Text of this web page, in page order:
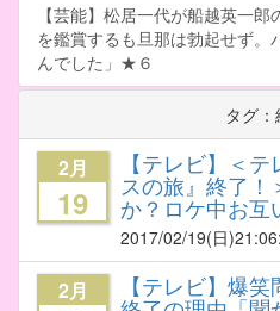
【芸能】松居一代が船越英一
を鑑賞するも旦那は勃起せず
んでした」★６
タグ：
2月
19
【テレビ】＜
スの旅』終了！
か？ロケ中お
2017/02/19(日
2月 【テレビ】爆